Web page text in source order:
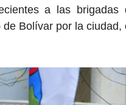
a las brigadas
Bolívar por la ciudad,